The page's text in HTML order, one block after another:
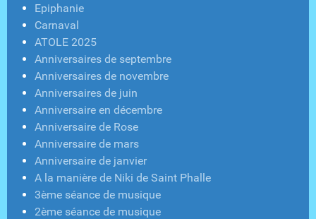
Epiphanie
Carnaval
ATOLE 2025
Anniversaires de septembre
Anniversaires de novembre
Anniversaires de juin
Anniversaire en décembre
Anniversaire de Rose
Anniversaire de mars
Anniversaire de janvier
A la manière de Niki de Saint Phalle
3ème séance de musique
2ème séance de musique